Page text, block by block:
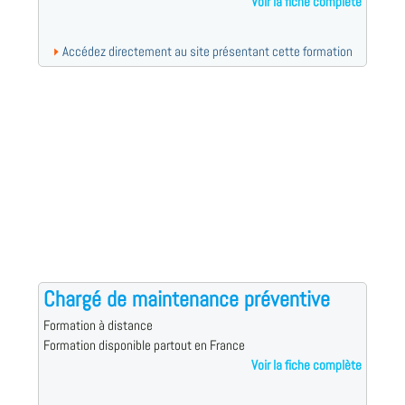
Accédez directement au site présentant cette formation
Chargé de maintenance préventive
Formation à distance
Formation disponible partout en France
Voir la fiche complète